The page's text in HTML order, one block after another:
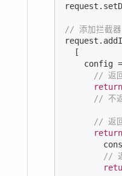
// 添加拦截器
  [
config
// 返
return
// 不返
// 返
return
//